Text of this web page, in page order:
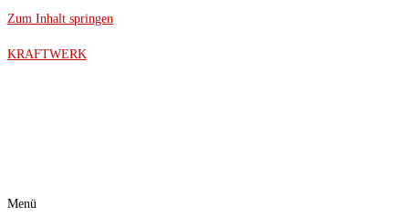
Zum Inhalt springen
KRAFTWERK
Menü